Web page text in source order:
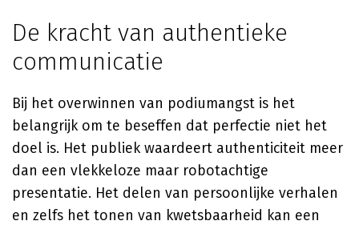
De kracht van authentieke
communicatie
Bij het overwinnen van podiumangst is het
belangrijk om te beseffen dat perfectie niet het
doel is. Het publiek waardeert authenticiteit meer
dan een vlekkeloze maar robotachtige
presentatie. Het delen van persoonlijke verhalen
en zelfs het tonen van kwetsbaarheid kan een